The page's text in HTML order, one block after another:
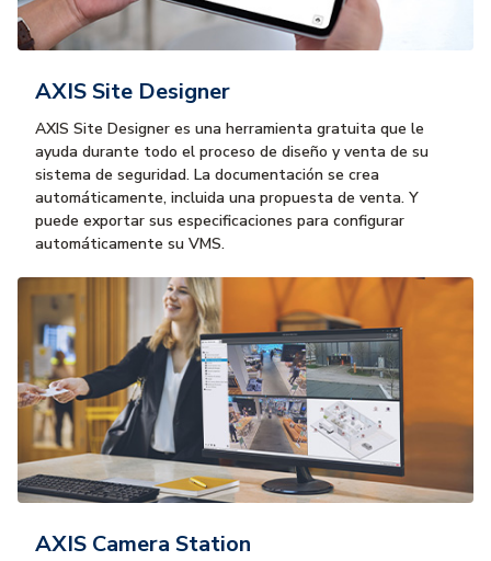
AXIS Site Designer
AXIS Site Designer es una herramienta gratuita que le
ayuda durante todo el proceso de diseño y venta de su
sistema de seguridad. La documentación se crea
automáticamente, incluida una propuesta de venta. Y
puede exportar sus especificaciones para configurar
automáticamente su VMS.
AXIS Camera Station